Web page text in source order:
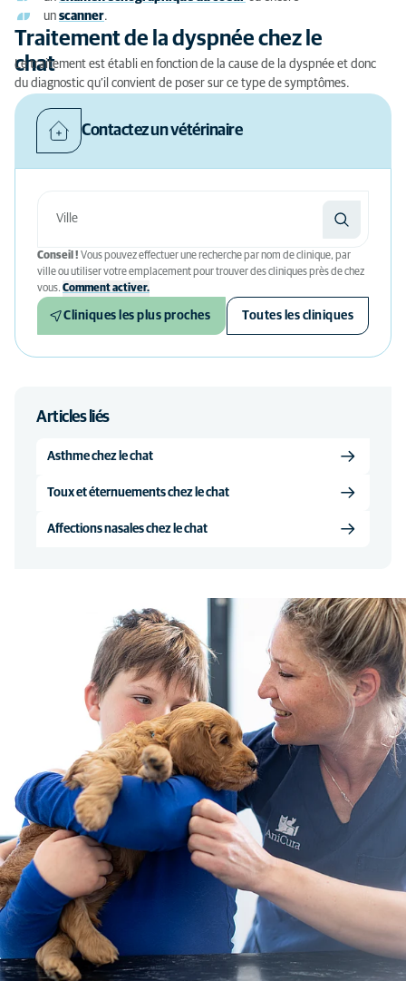
un scanner.
Traitement de la dyspnée chez le
chat
Le traitement est établi en fonction de la cause de la dyspnée et donc
du diagnostic qu’il convient de poser sur ce type de symptômes.
Contactez un vétérinaire
Conseil ! Vous pouvez effectuer une recherche par nom de clinique, par
ville ou utiliser votre emplacement pour trouver des cliniques près de chez
vous. Comment activer.
Cliniques les plus proches Toutes les cliniques
Articles liés
Asthme chez le chat
Toux et éternuements chez le chat
Affections nasales chez le chat